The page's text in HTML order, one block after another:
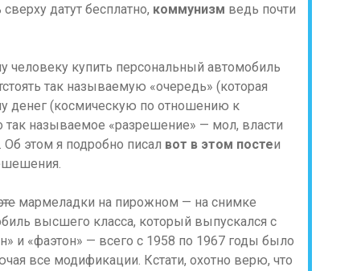
датут бесплатно, коммунизм ведь почти
человеку купить персональный автомобиль
так называемую «очередь» (которая
денег (космическую по отношению к
так называемое «разрешение» — мол, власти
этом я подробно писал вот в этом постеи
мармеладки на пирожном — на снимке
высшего класса, который выпускался с
и «фаэтон» — всего с 1958 по 1967 годы было
все модификации. Кстати, охотно верю, что